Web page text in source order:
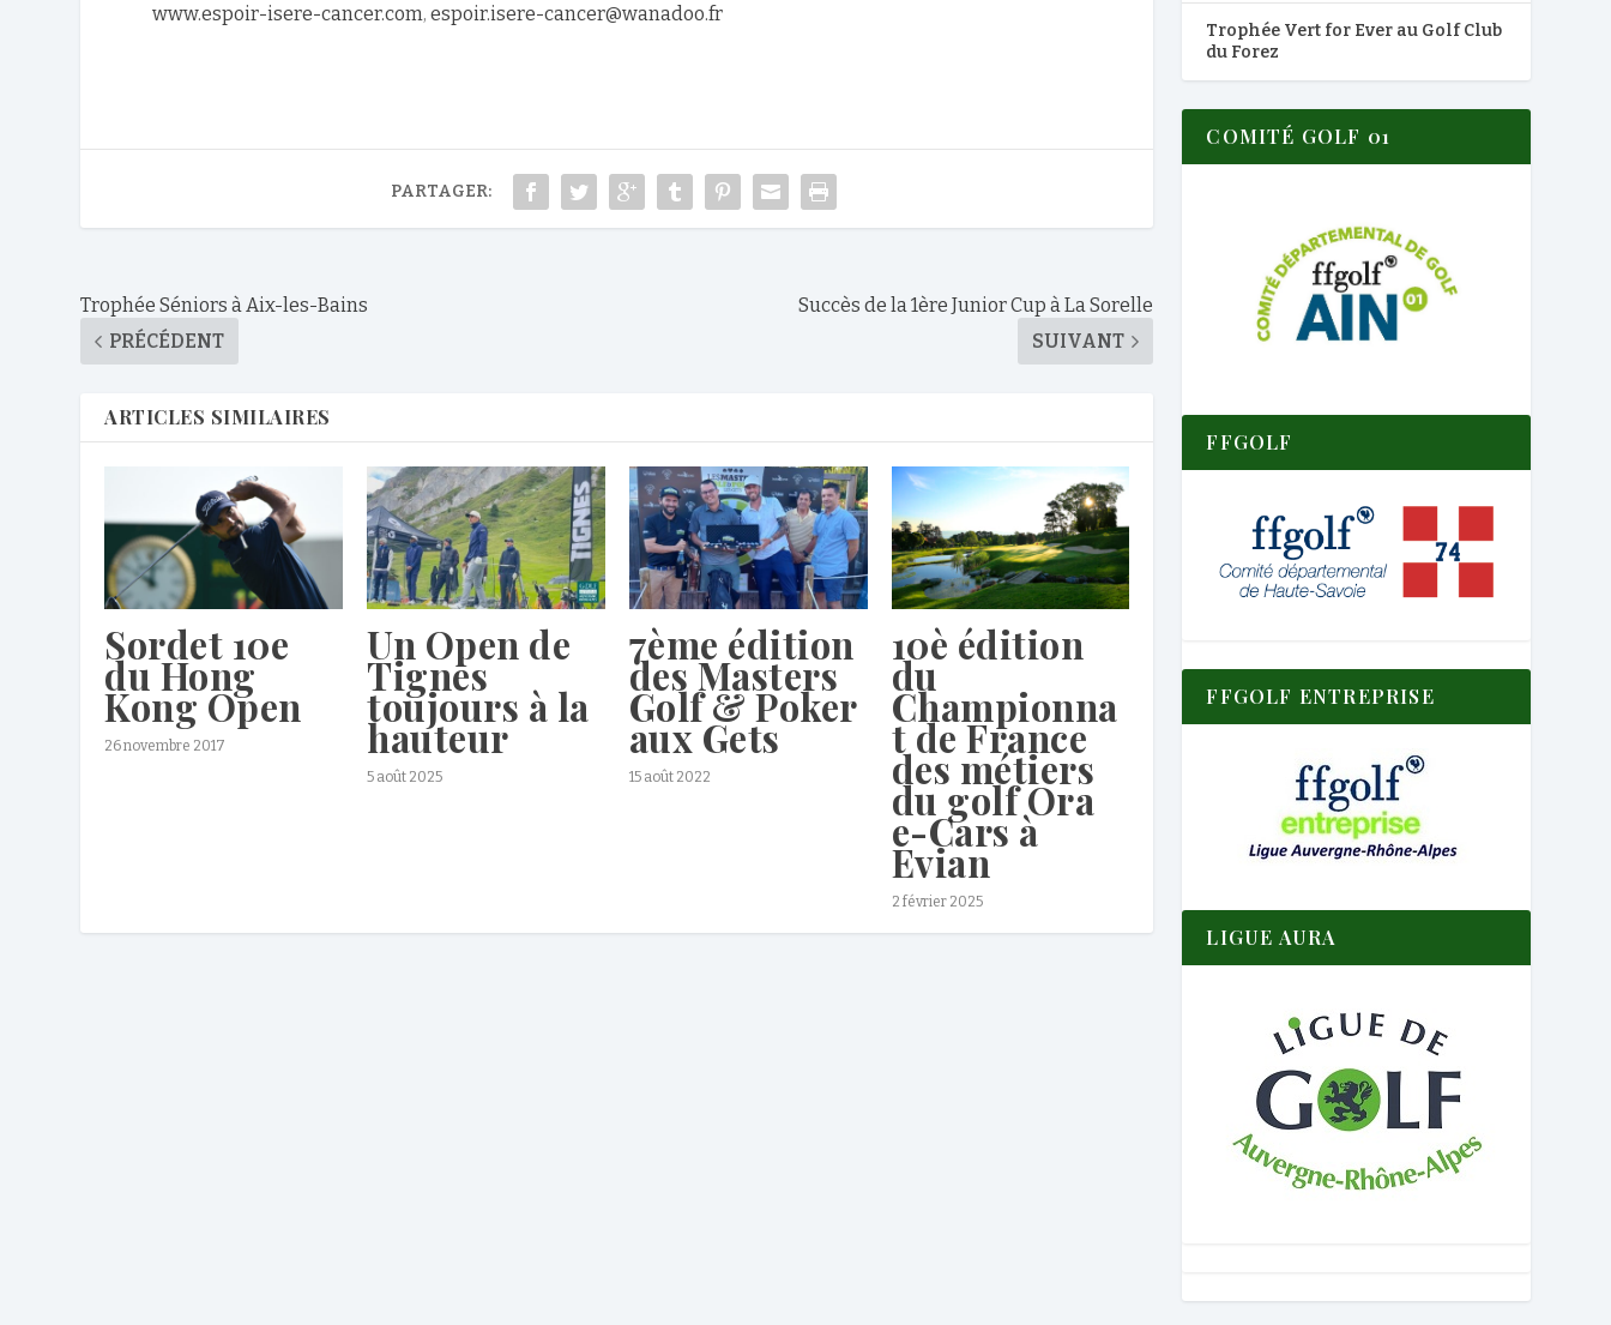
www.espoir-isere-cancer.com,espoir.isere-cancer@wanadoo.fr
PARTAGER:
Trophée Séniors à Aix-les-Bains
PRÉCÉDENT
Succès de la 1ère Junior Cup à La Sorelle
SUIVANT
ARTICLES SIMILAIRES
Sordet 10e
du Hong
Kong Open
26 novembre 2017
Un Open de
Tignes
toujours à la
hauteur
5 août 2025
7ème édition
des Masters
Golf & Poker
aux Gets
15 août 2022
10è édition
du
Championna
t de France
des métiers
du golf Ora
e-Cars à
Evian
2 février 2025
Trophée Vert for Ever au Golf Club
du Forez
COMITÉ GOLF 01
FFGOLF
FFGOLF ENTREPRISE
LIGUE AURA